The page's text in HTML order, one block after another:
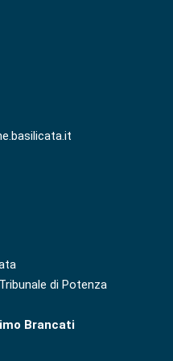
di Potenza
Brancati